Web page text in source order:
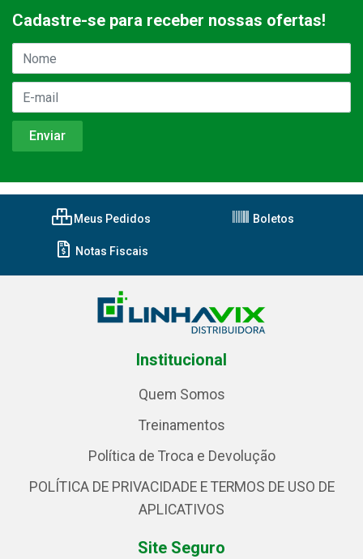
Cadastre-se para receber nossas ofertas!
Meus Pedidos Boletos
Notas Fiscais
Institucional
Quem Somos
Treinamentos
Política de Troca e Devolução
POLÍTICA DE PRIVACIDADE E TERMOS DE USO DE
APLICATIVOS
Site Seguro